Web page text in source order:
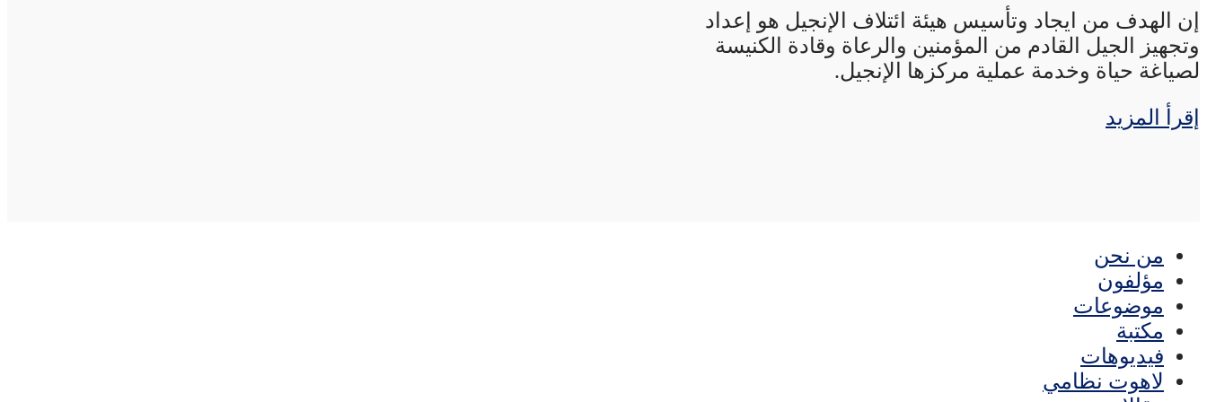
إن الهدف من ايجاد وتأسيس هيئة ائتلاف الإنجيل هو إعداد
وتجهيز الجيل القادم من المؤمنين والرعاة وقادة الكنيسة
لصياغة حياة وخدمة عملية مركزها الإنجيل.
إقرأ المزيد
من نحن
مؤلفون
موضوعات
مكتبة
فيديوهات
لاهوت نظامي